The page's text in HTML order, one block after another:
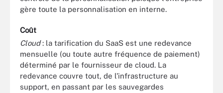
gère toute la personnalisation en interne.
Coût
Cloud: la tarification du SaaS est une redevance
mensuelle (ou toute autre fréquence de paiement)
déterminé par le fournisseur de cloud. La
redevance couvre tout, de l'infrastructure au
support, en passant par les sauvegardes